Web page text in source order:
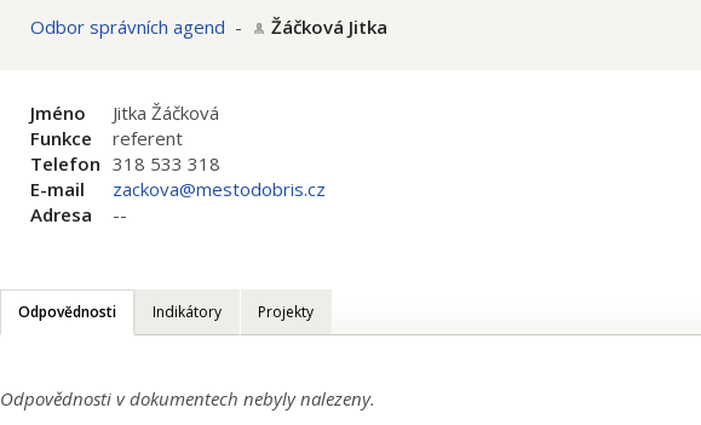
Odbor správních agend - Žáčková Jitka
Jméno
Jitka Žáčková
Funkce
referent
Telefon 318 533 318
E-mail
zackova@mestodobris.cz
Adresa
--
Odpovědnosti Indikátory Projekty
Odpovědnosti v dokumentech nebyly nalezeny.